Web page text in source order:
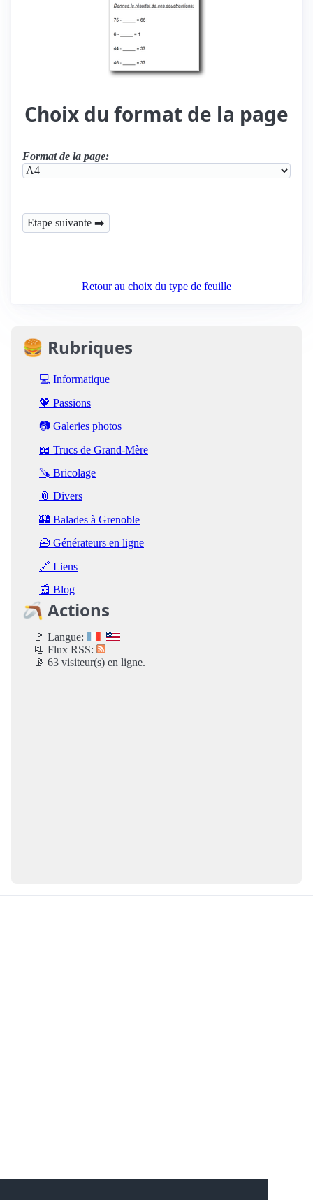
Choix du format de la page
Format de la page:
Retour au choix du type de feuille
🍔 Rubriques
💻 Informatique
💖 Passions
📷 Galeries photos
📖 Trucs de Grand-Mère
🪚 Bricolage
📎 Divers
🏰 Balades à Grenoble
🧰 Générateurs en ligne
🔗 Liens
📰 Blog
🪃 Actions
🚩 Langue:
📃 Flux RSS:
📡 63 visiteur(s) en ligne.